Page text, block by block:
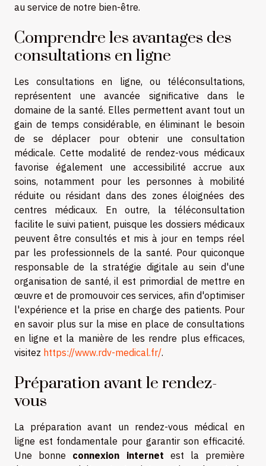
au service de notre bien-être.
Comprendre les avantages des
consultations en ligne
Les consultations en ligne, ou téléconsultations,
représentent une avancée significative dans le
domaine de la santé. Elles permettent avant tout un
gain de temps considérable, en éliminant le besoin
de se déplacer pour obtenir une consultation
médicale. Cette modalité de rendez-vous médicaux
favorise également une accessibilité accrue aux
soins, notamment pour les personnes à mobilité
réduite ou résidant dans des zones éloignées des
centres médicaux. En outre, la téléconsultation
facilite le suivi patient, puisque les dossiers médicaux
peuvent être consultés et mis à jour en temps réel
par les professionnels de la santé. Pour quiconque
responsable de la stratégie digitale au sein d'une
organisation de santé, il est primordial de mettre en
œuvre et de promouvoir ces services, afin d'optimiser
l'expérience et la prise en charge des patients. Pour
en savoir plus sur la mise en place de consultations
en ligne et la manière de les rendre plus efficaces,
visitez https://www.rdv-medical.fr/.
Préparation avant le rendez-
vous
La préparation avant un rendez-vous médical en
ligne est fondamentale pour garantir son efficacité.
Une bonne connexion internet est la première